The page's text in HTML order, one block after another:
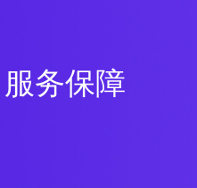
务保障